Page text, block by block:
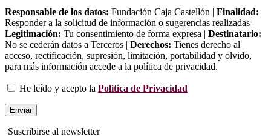
Responsable de los datos: Fundación Caja Castellón | Finalidad:
Responder a la solicitud de información o sugerencias realizadas |
Legitimación: Tu consentimiento de forma expresa | Destinatario:
No se cederán datos a Terceros | Derechos: Tienes derecho al
acceso, rectificación, supresión, limitación, portabilidad y olvido,
para más información accede a la política de privacidad.
He leído y acepto la Política de Privacidad
Suscribirse al newsletter